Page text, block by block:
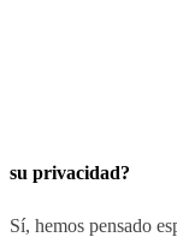
su privacidad?
Sí, hemos pensado